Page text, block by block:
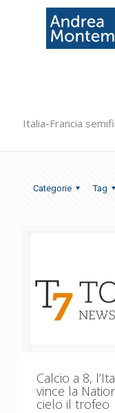
Italia-Francia
Categorie Tag
Calcio a 8,
vince la
cielo il trofeo